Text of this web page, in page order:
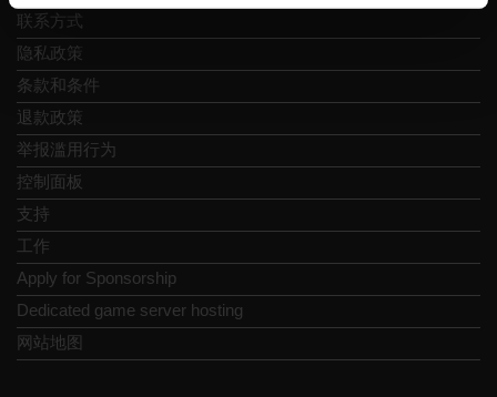
联系方式
隐私政策
条款和条件
退款政策
举报滥用行为
控制面板
支持
工作
Apply for Sponsorship
Dedicated game server hosting
网站地图